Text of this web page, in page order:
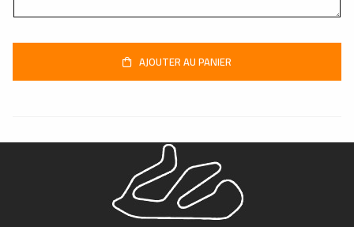
AJOUTER AU PANIER